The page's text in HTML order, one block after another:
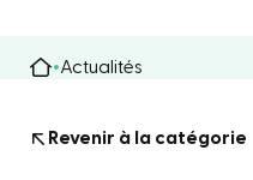
Actualités
Revenir à la catégorie